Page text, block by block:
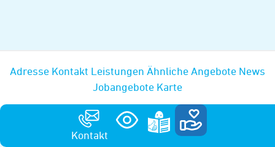
Adresse Kontakt Leistungen Ähnliche Angebote News
Jobangebote Karte
Kontakt